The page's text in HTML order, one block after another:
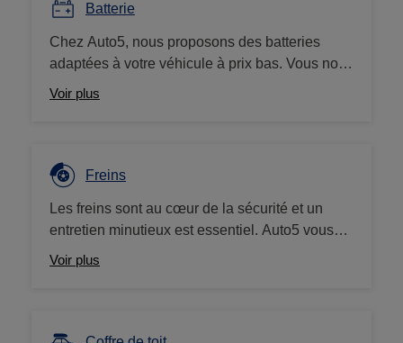
Batterie
Chez Auto5, nous proposons des batteries
adaptées à votre véhicule à prix bas. Vous nous
rapportez votre ancienne batterie ? Nous vous
Voir plus
Freins
Les freins sont au cœur de la sécurité et un
entretien minutieux est essentiel. Auto5 vous
propose une large gamme de plaquettes et
prix compétitifs.
Voir plus